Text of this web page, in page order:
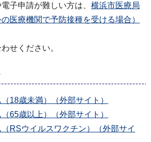
子申請が難しい方は、 横浜市医療局
医療機関で予防接種を受ける場合）
せください。
18歳未満）（外部サイト）
65歳以上）（外部サイト）
RSウイルスワクチン）（外部サイ